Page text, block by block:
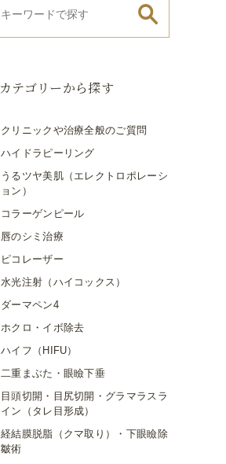
カテゴリーから探す
クリニックや治療全般のご質問
ハイドラピーリング
うるツヤ美肌（エレクトロポレーシ
ョン）
コラーゲンピール
唇のシミ治療
ピコレーザー
水光注射（ハイコックス）
ダーマペン4
ホクロ・イボ除去
ハイフ（HIFU）
二重まぶた・眼瞼下垂
目頭切開・目尻切開・グラマラスラ
イン（タレ目形成）
経結膜脱脂（クマ取り）・下眼瞼除
皺術